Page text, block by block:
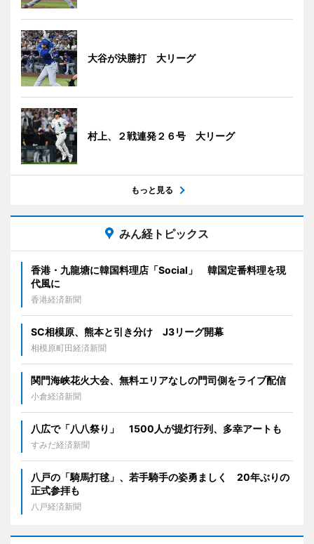
大谷が決勝打 大リーグ
村上、２戦連発２６号 大リーグ
もっと見る
みん経トピックス
香港・九龍塘に韓国料理店「Social」 韓国定番料理を現
代風に
香港経済新聞
SC相模原、熊本と引き分け J3リーグ開幕
相模原町田経済新聞
関門海峡花火大会、無料エリアなしの門司側をライブ配信
小倉経済新聞
八広で「八八祭り」 1500人が提灯行列、多幸アートも
すみだ経済新聞
八戸の「騎馬打毬」、若手騎手の姿勇ましく 20年ぶりの
正式参拝も
八戸経済新聞